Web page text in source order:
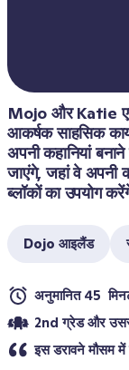
Mojo और Katie
आकर्षक साहसिक
अपनी कहानियां
जाएंगे, जहां वे अपनी
ब्लॉकों का उपयोग
Dojo आइलैंड
अनुमानित 45
2nd ग्रेड और
इस डरावने मौसम में